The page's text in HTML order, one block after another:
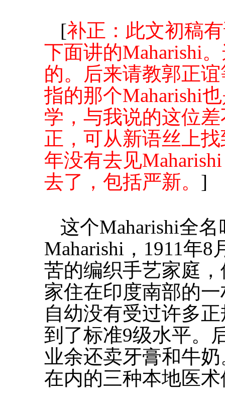
[补正：此文初稿
下面讲的Maharishi
的。后来请教郭正
指的那个Maharishi
学，与我说的这位
正，可从新语丝上
年没有去见
去了，包括严新。 ]
这个Maharishi全名
Maharishi，1911年
苦的编织手艺家庭
家住在印度南部的
自幼没有受过许多
到了标准9级水平。
业余还卖牙膏和牛
在内的三种本地医